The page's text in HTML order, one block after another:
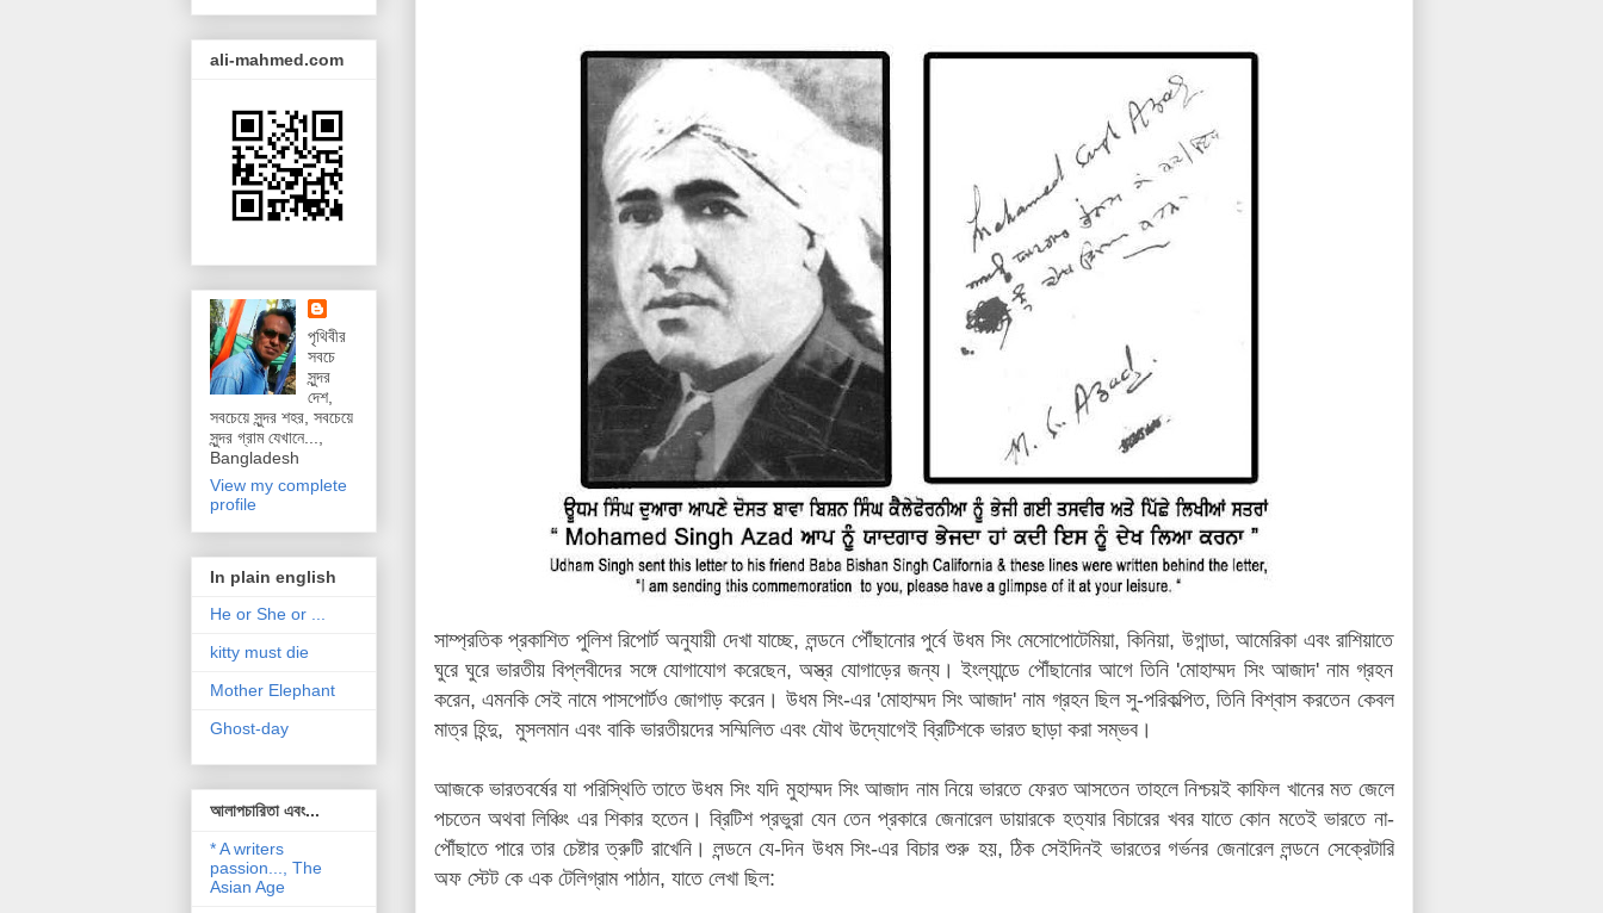
সাম্প্রতিক প্রকাশিত পুলিশ রিপোর্ট অনুযায়ী দেখা যাচ্ছে, লন্ডনে পৌঁছানোর পুর্বে উধম সিং মেসোপোটেমিয়া, কিনিয়া, উগান্ডা, আমেরিকা এবং রাশিয়াতে
ঘুরে ঘুরে ভারতীয় বিপ্লবীদের সঙ্গে যোগাযোগ করেছেন, অস্ত্র যোগাড়ের জন্য। ইংল্যান্ডে পৌঁছানোর আগে তিনি 'মোহাম্মদ সিং আজাদ' নাম গ্রহন
করেন, এমনকি সেই নামে পাসপোর্টও জোগাড় করেন। উধম সিং-এর 'মোহাম্মদ সিং আজাদ' নাম গ্রহন ছিল সু-পরিকল্পিত, তিনি বিশ্বাস করতেন কেবল
মাত্র হিন্দু, মুসলমান এবং বাকি ভারতীয়দের সম্মিলিত এবং যৌথ উদ্যোগেই ব্রিটিশকে ভারত ছাড়া করা সম্ভব।
আজকে ভারতবর্ষের যা পরিস্থিতি তাতে উধম সিং যদি মুহাম্মদ সিং আজাদ নাম নিয়ে ভারতে ফেরত আসতেন তাহলে নিশ্চয়ই কাফিল খানের মত জেলে
পচতেন অথবা লিঞ্চিং এর শিকার হতেন। ব্রিটিশ প্রভুরা যেন তেন প্রকারে জেনারেল ডায়ারকে হত্যার বিচারের খবর যাতে কোন মতেই ভারতে না-
পৌঁছাতে পারে তার চেষ্টার ত্রুটি রাখেনি। লন্ডনে যে-দিন উধম সিং-এর বিচার শুরু হয়, ঠিক সেইদিনই ভারতের গর্ভনর জেনারেল লন্ডনে সেক্রেটারি
অফ স্টেট কে এক টেলিগ্রাম পাঠান, যাতে লেখা ছিল:
ali-mahmed.com
পৃথিবীর
সবচে
সুন্দর
দেশ,
সবচেয়ে সুন্দর শহর, সবচেয়ে
সুন্দর গ্রাম যেখানে...,
Bangladesh
View my complete
profile
In plain english
He or She or ...
kitty must die
Mother Elephant
Ghost-day
আলাপচারিতা এবং...
* A writers
passion..., The
Asian Age